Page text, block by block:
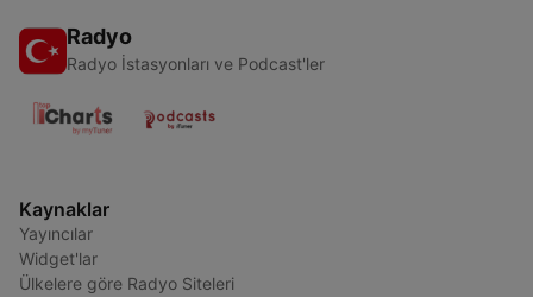
Radyo
Radyo İstasyonları ve Podcast'ler
Kaynaklar
Yayıncılar
Widget'lar
Ülkelere göre Radyo Siteleri